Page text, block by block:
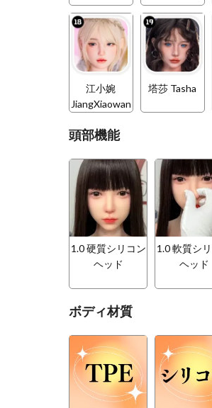
江小婉
JiangXiaowan
塔莎 Tasha
頭部機能
1.0 硬質シリコン
ヘッド
1.0 軟質シ
ヘッド
ボディ材質